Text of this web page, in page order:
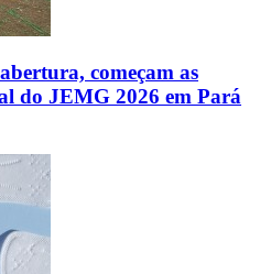
começam as
do JEMG 2026 em Pará